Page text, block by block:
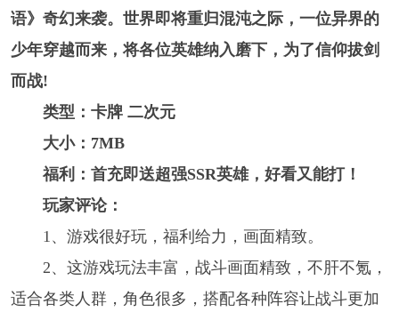
语》奇幻来袭。世界即将重归混沌之际，一位异界的
少年穿越而来，将各位英雄纳入磨下，为了信仰拔剑
而战!
类型：卡牌 二次元
大小：7MB
福利：首充即送超强SSR英雄，好看又能打！
玩家评论：
1、游戏很好玩，福利给力，画面精致。
2、这游戏玩法丰富，战斗画面精致，不肝不氪，
适合各类人群，角色很多，搭配各种阵容让战斗更加